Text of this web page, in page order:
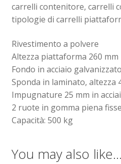
carrelli contenitore, carrelli
tipologie di carrelli
Rivestimento a polvere
Altezza piattaforma 260 mm
Fondo in acciaio
Sponda in laminato, altezza
Impugnature 25 mm in
2 ruote in gomma piena
Capacità: 500 kg
You may also like…